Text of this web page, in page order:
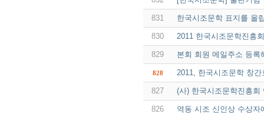
831 한국시조문학 표지를 올
830 2011 한국시조문학진흥
829 본회 회원 메일주소 등
828 2011, 한국시조문학 창
827 (사) 한국시조문학진흥회
826 역동 시조 신인상 수상자